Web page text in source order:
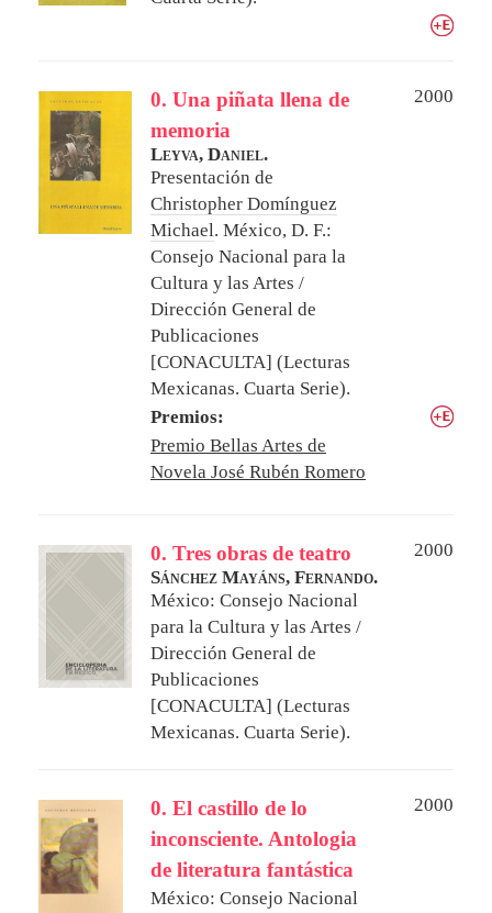
0. Una piñata llena de
memoria
2000
Leyva, Daniel.
Presentación de
Christopher Domínguez
Michael. México, D. F.:
Consejo Nacional para la
Cultura y las Artes /
Dirección General de
Publicaciones
[CONACULTA] (Lecturas
Mexicanas. Cuarta Serie).
Premios:
Premio Bellas Artes de
Novela José Rubén Romero
0. Tres obras de teatro
2000
Sánchez Mayáns, Fernando.
México: Consejo Nacional
para la Cultura y las Artes /
Dirección General de
Publicaciones
[CONACULTA] (Lecturas
Mexicanas. Cuarta Serie).
0. El castillo de lo
inconsciente. Antologia
de literatura fantástica
2000
México: Consejo Nacional